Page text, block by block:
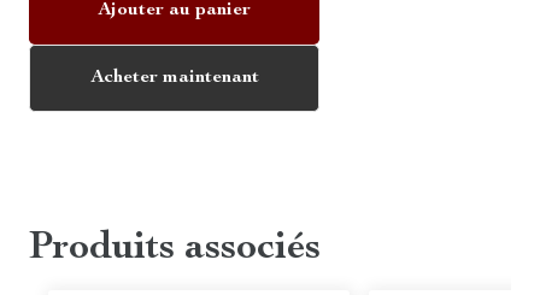
Ajouter au panier
Acheter maintenant
Produits associés